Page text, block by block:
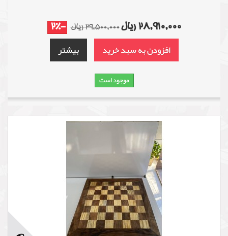
28,910,000 ریال 29,500,000 ریال -2%
افزودن به سبد خرید بیشتر
موجود است